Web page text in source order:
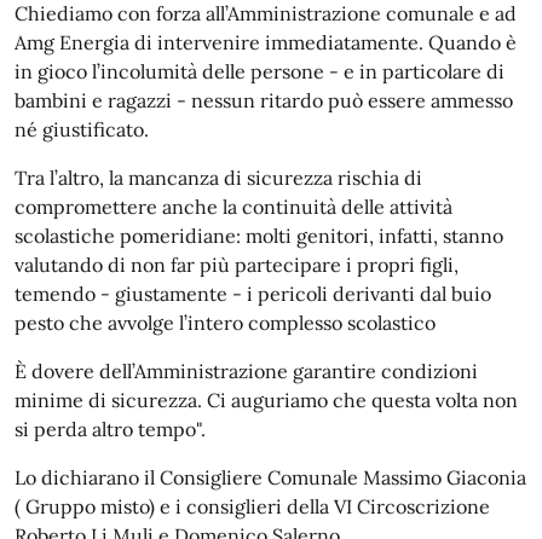
Chiediamo con forza all’Amministrazione comunale e ad
Amg Energia di intervenire immediatamente. Quando è
in gioco l’incolumità delle persone - e in particolare di
bambini e ragazzi - nessun ritardo può essere ammesso
né giustificato.
Tra l’altro, la mancanza di sicurezza rischia di
compromettere anche la continuità delle attività
scolastiche pomeridiane: molti genitori, infatti, stanno
valutando di non far più partecipare i propri figli,
temendo - giustamente - i pericoli derivanti dal buio
pesto che avvolge l’intero complesso scolastico
È dovere dell’Amministrazione garantire condizioni
minime di sicurezza. Ci auguriamo che questa volta non
si perda altro tempo".
Lo dichiarano il Consigliere Comunale Massimo Giaconia
( Gruppo misto) e i consiglieri della VI Circoscrizione